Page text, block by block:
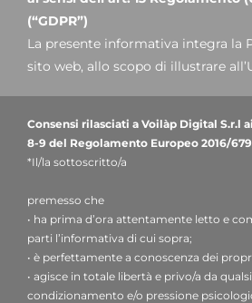
(“GDPR”)
La presente informativa integra la
sito web, allo scopo di illustrare
informativa
protezione dei dati
Titolare del trattamento: Voilàp
persona del legale rappresentante
sede legale in Via Archimede, 10 -
Soliera (MO) – Italia, indirizzo e-mail
Consensi rilasciati a Voilàp Digital S.r.l
8-9 del Regolamento Europeo 2016/
*Il/la sottoscritto/a
premesso che
• ha prima d’ora attentamente letto e
parti l’informativa di cui sopra;
• è perfettamente a conoscenza dei
• agisce in totale libertà e privo/a da
condizionamento e/o pressione